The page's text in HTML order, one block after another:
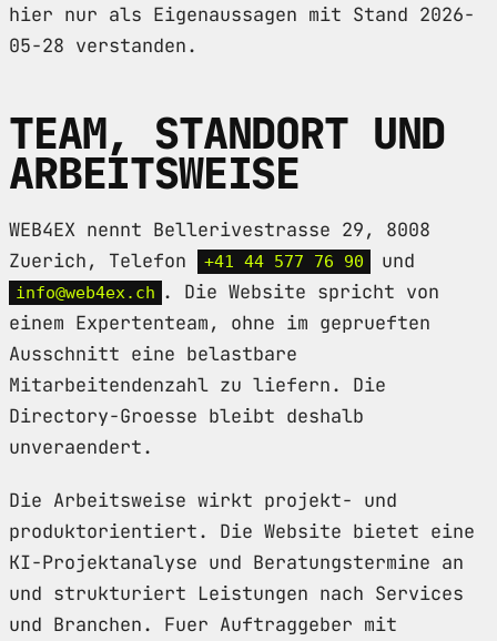
hier nur als Eigenaussagen mit Stand 2026-
05-28 verstanden.
TEAM, STANDORT UND
ARBEITSWEISE
WEB4EX nennt Bellerivestrasse 29, 8008
Zuerich, Telefon
+41 44 577 76 90 und
info@web4ex.ch . Die Website spricht von
einem Expertenteam, ohne im geprueften
Ausschnitt eine belastbare
Mitarbeitendenzahl zu liefern. Die
Directory-Groesse bleibt deshalb
unveraendert.
Die Arbeitsweise wirkt projekt- und
produktorientiert. Die Website bietet eine
KI-Projektanalyse und Beratungstermine an
und strukturiert Leistungen nach Services
und Branchen. Fuer Auftraggeber mit